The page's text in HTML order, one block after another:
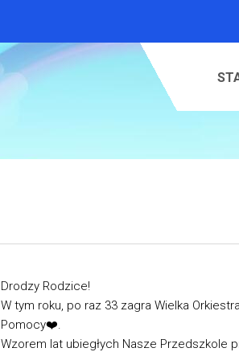
Drodzy Rodzice!
W tym roku, po raz 33 zagra Wielka
Pomocy❤️.
Wzorem lat ubiegłych Nasze Przedszkole